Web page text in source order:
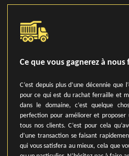
Ce que vous gagnerez à
C’est depuis plus d’une décennie que
pour ce qui est du rachat ferraille et
dans le domaine, c’est quelque
perfection pour améliorer et proposer
tous nos clients. C’est pour cela
d’une transaction se faisant
qui vous satisfera au mieux, cela que